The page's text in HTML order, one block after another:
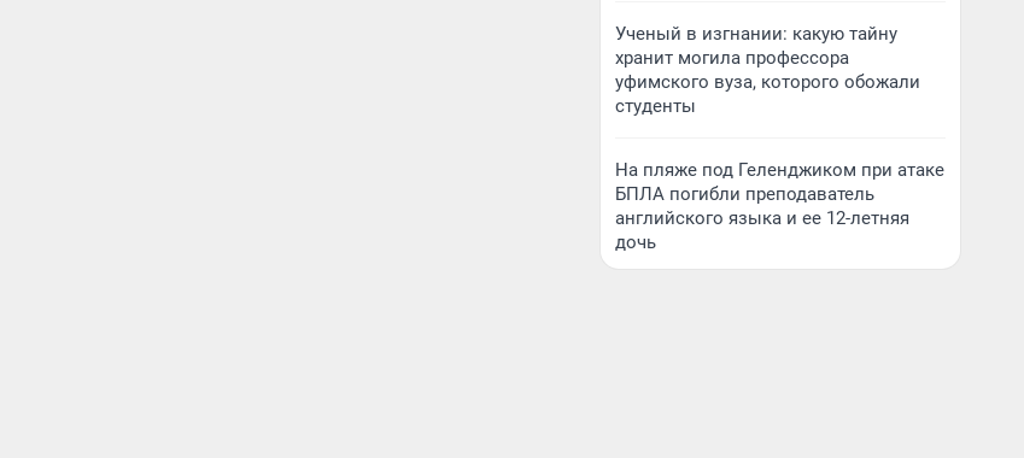
Ученый в изгнании: какую тайну
хранит могила профессора
уфимского вуза, которого обожали
студенты
На пляже под Геленджиком при атаке
БПЛА погибли преподаватель
английского языка и ее 12-летняя
дочь